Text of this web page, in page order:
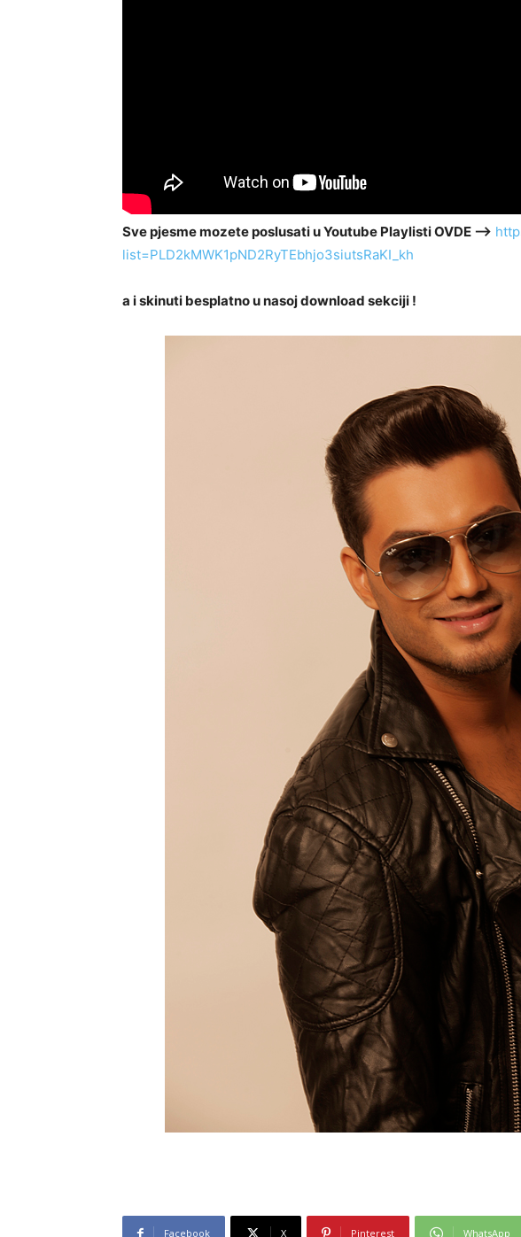
Sve pjesme mozete poslusati u Youtube Playlisti OVDE –>
list=PLD2kMWK1pND2RyTEbhjo3siutsRaKI_kh
a i skinuti besplatno u nasoj download sekciji !
Facebook X Pinterest WhatsApp